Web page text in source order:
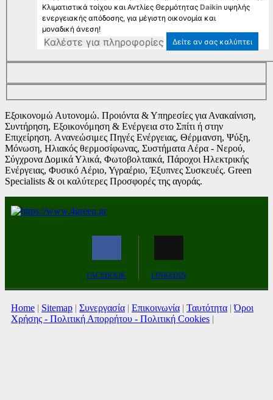
Κλιματιστικά τοίχου και Αντλίες Θερμότητας Daikinυψηλής
ενεργειακής απόδοσης, για μέγιστη οικονομία και
μοναδική άνεση!
Kαλέστε για πληροφορίες Δείτε αν σας καλύπτει
Εξοικονομώ Αυτονομώ. Προιόντα & Υπηρεσίες για Ανακαίνιση,
Συντήρηση, Εξοικονόμηση & Ενέργεια στο Σπίτι ή στην
Επιχείρηση. Aνανεώσιμες Πηγές Ενέργειας, Θέρμανση, Ψύξη,
Μόνωση, Ηλιακός θερμοσίφωνας, Συστήματα Αέρα - Νερού,
Σύγχρονα Δομικά Υλικά, Φωτοβολταικά, Πάροχοι Ηλεκτρικής
Ενέργειας, Φυσικό Αέριο, Υγραέριο, Έξυπνες Συσκευές. Green
Specialists & οι καλύτερες Προσφορές της αγοράς.
FACEBOOK LINKEDIN
Home | Sitemap | Συνεργασία | Επικοινωνία | Ταυτότητα |Όροι
Χρήσης - Πολιτική Απορρήτου - Πολιτική Cookies |